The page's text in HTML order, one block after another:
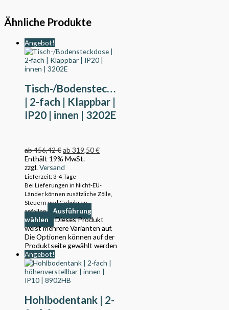
Ähnliche Produkte
Angebot!
Tisch-/Bodensteckdose
| 2-fach | Klappbar |
IP20 | innen | 3202E
ab456,42€ab 319,50€
Enthält 19% MwSt.
zzgl.Versand
Lieferzeit: 3-4 Tage
Bei Lieferungen in Nicht-EU-
Länder können zusätzliche Zölle,
Steuern und Gebühren
anfallen.
Ausführung
wählen
Dieses Produkt
weist mehrere Varianten auf.
Die Optionen können auf der
Produktseite gewählt werden
Angebot!
Hohlbodentank | 2-